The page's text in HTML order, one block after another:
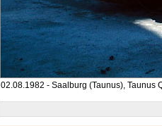
02.08.1982 - Saalburg (Taunus), Taunus